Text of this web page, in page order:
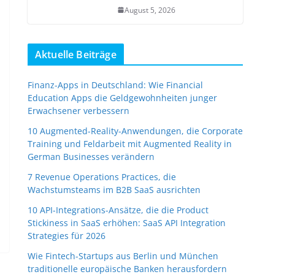
August 5, 2026
Aktuelle Beiträge
Finanz-Apps in Deutschland: Wie Financial
Education Apps die Geldgewohnheiten junger
Erwachsener verbessern
10 Augmented-Reality-Anwendungen, die Corporate
Training und Feldarbeit mit Augmented Reality in
German Businesses verändern
7 Revenue Operations Practices, die
Wachstumsteams im B2B SaaS ausrichten
10 API-Integrations-Ansätze, die die Product
Stickiness in SaaS erhöhen: SaaS API Integration
Strategies für 2026
Wie Fintech-Startups aus Berlin und München
traditionelle europäische Banken herausfordern